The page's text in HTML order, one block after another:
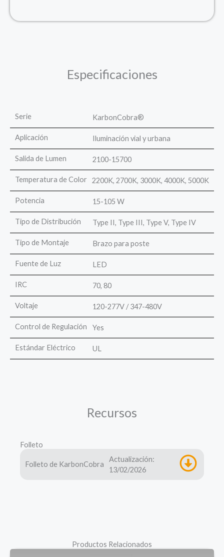
Especificaciones
Serie KarbonCobra®
Aplicación Iluminación vial y urbana
Salida de Lumen 2100-15700
Temperatura de Color 2200K, 2700K, 3000K, 4000K, 5000K
Potencia 15-105 W
Tipo de Distribución Type II, Type III, Type V, Type IV
Tipo de Montaje Brazo para poste
Fuente de Luz LED
IRC 70, 80
Voltaje 120-277V / 347-480V
Control de Regulación Yes
Estándar Eléctrico UL
Recursos
Folleto
Folleto de KarbonCobra
Actualización:
13/02/2026
Productos Relacionados